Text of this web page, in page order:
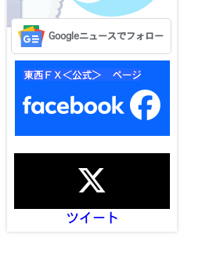
Googleニュースでフォロー
ツイート